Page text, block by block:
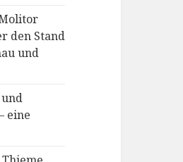
den Stand
und
eine